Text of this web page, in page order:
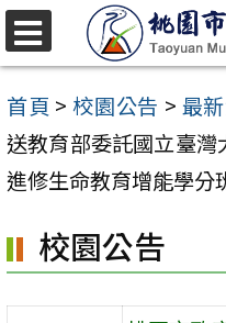
跳
至
主
要
內
區
首頁 > 校園公告 > 最
送教育部委託國立臺
進修生命教育增能學分
校園公告
選
單